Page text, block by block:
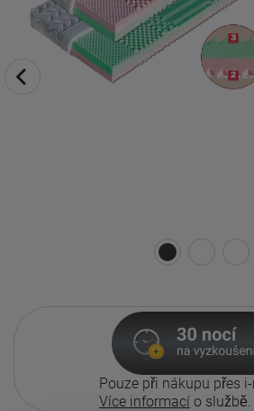
Pouze při nákupu přes
Více informací o službě.